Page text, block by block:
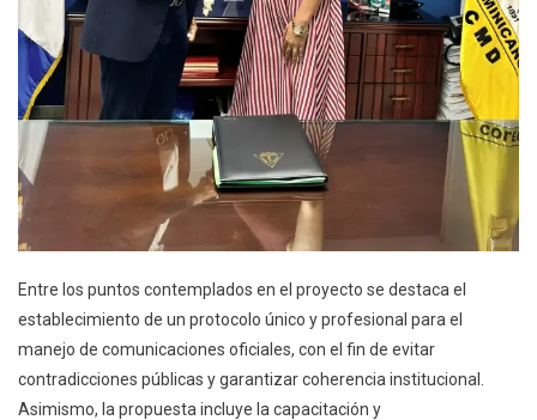
Entre los puntos contemplados en el proyecto se destaca el
establecimiento de un protocolo único y profesional para el
manejo de comunicaciones oficiales, con el fin de evitar
contradicciones públicas y garantizar coherencia institucional.
Asimismo, la propuesta incluye la capacitación y